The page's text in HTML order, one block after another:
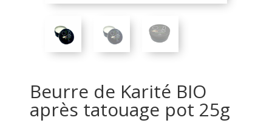
Beurre de Karité BIO
après tatouage pot 25g